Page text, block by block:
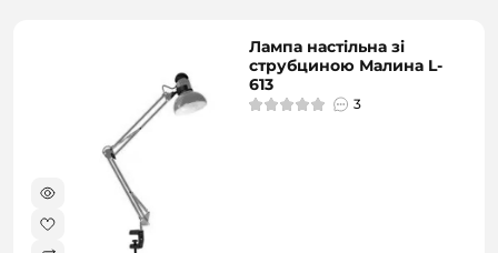
Лампа настільна зі
струбциною Малина L-
613
3